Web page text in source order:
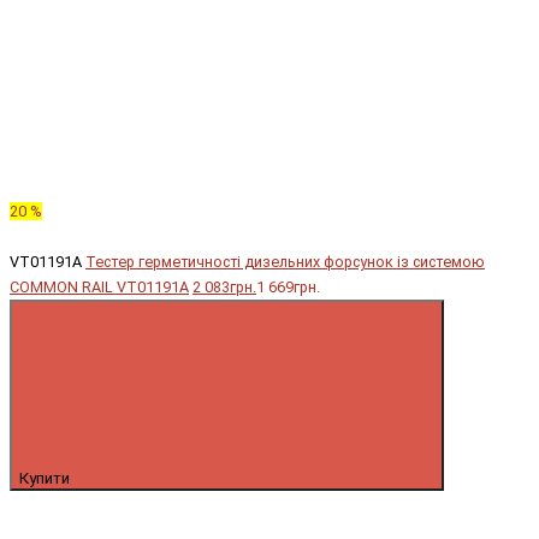
20 %
VT01191A Тестер герметичності дизельних форсунок із системою
COMMON RAIL VT01191A 2 083грн.1 669грн.
Купити